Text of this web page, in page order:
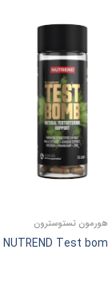
تستوسترون